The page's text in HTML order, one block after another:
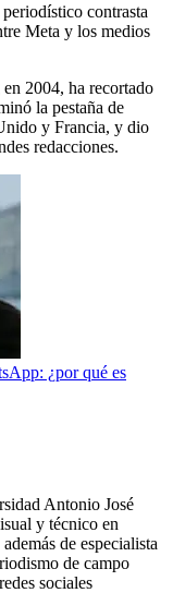
contrasta
Meta y los medios
2004, ha recortado
la pestaña de
y Francia, y dio
redacciones.
¿por qué es
Antonio José
y técnico en
de especialista
de campo
sociales